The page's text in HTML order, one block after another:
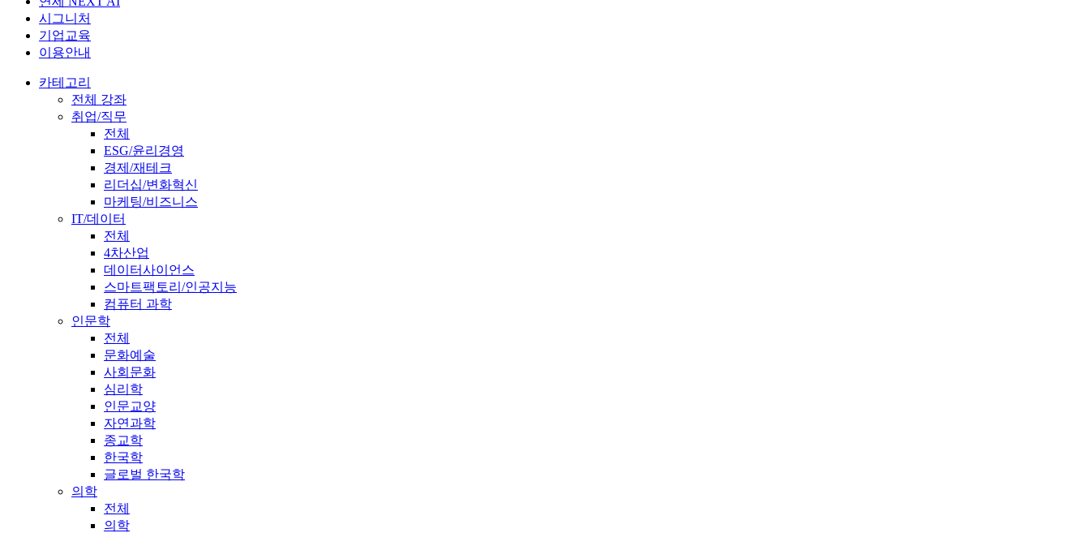
시그니처
기업교육
이용안내
카테고리
전체 강좌
취업/직무
전체
ESG/윤리경영
경제/재테크
리더십/변화혁신
마케팅/비즈니스
IT/데이터
전체
4차산업
데이터사이언스
스마트팩토리/인공지능
컴퓨터 과학
인문학
전체
문화예술
사회문화
심리학
인문교양
자연과학
종교학
한국학
글로벌 한국학
의학
전체
의학